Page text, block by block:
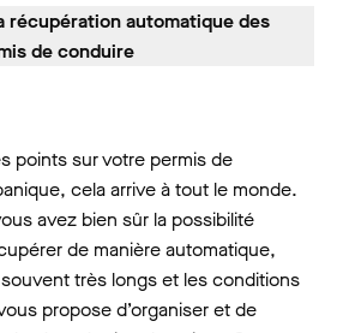
récupération automatique des
de conduire
points sur votre permis de
cela arrive à tout le monde.
avez bien sûr la possibilité
de manière automatique,
très longs et les conditions
propose d’organiser et de